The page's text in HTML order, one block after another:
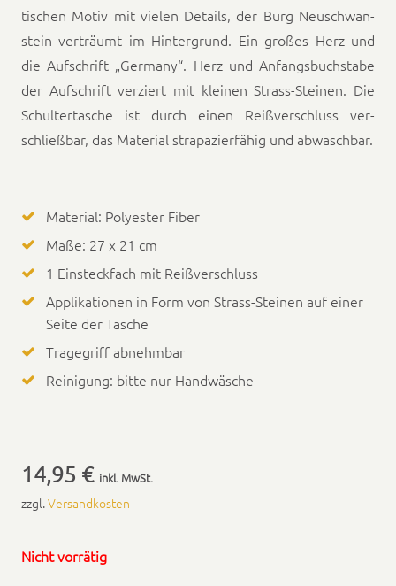
tis­chen Motiv mit vie­len Details, der Burg Neu­schwan­
stein ver­träumt im Hinter­grund. Ein großes Herz und
die Auf­schrift „Ger­many“. Herz und Anfangs­buch­stabe
der Auf­schrift verziert mit kleinen Strass-Steinen. Die
Schulter­tasche ist durch einen Reiß­ver­schluss ver­
schließbar, das Mate­r­i­al strapazier­fähig und ab­waschbar.
Mate­r­i­al: Poly­ester Fiber
Maße: 27 x 21 cm
1 Ein­steck­fach mit Reißver­schluss
App­lika­tio­nen in Form von Strass-Steinen auf ein­er
Seite der Tasche
Trage­griff abnehm­bar
Reini­gung: bitte nur Hand­wäsche
14,95 € inkl. MwSt.
zzgl.Ver­sand­kosten
Nicht vor­rätig